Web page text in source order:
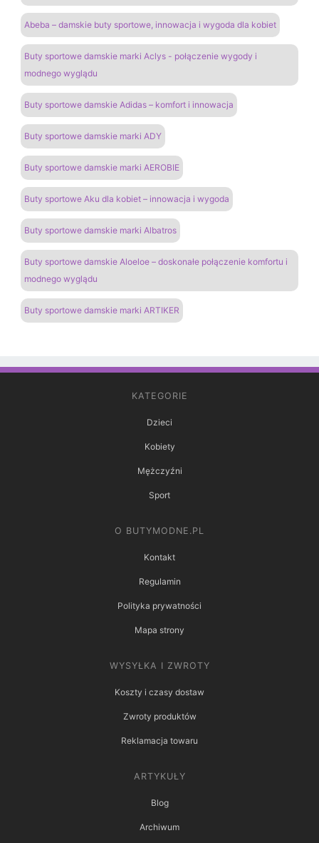
Abeba – damskie buty sportowe, innowacja i wygoda dla kobiet
Buty sportowe damskie marki Aclys - połączenie wygody i
modnego wyglądu
Buty sportowe damskie Adidas – komfort i innowacja
Buty sportowe damskie marki ADY
Buty sportowe damskie marki AEROBIE
Buty sportowe Aku dla kobiet – innowacja i wygoda
Buty sportowe damskie marki Albatros
Buty sportowe damskie Aloeloe – doskonałe połączenie komfortu i
modnego wyglądu
Buty sportowe damskie marki ARTIKER
KATEGORIE
Dzieci
Kobiety
Mężczyźni
Sport
O BUTYMODNE.PL
Kontakt
Regulamin
Polityka prywatności
Mapa strony
WYSYŁKA I ZWROTY
Koszty i czasy dostaw
Zwroty produktów
Reklamacja towaru
ARTYKUŁY
Blog
Archiwum